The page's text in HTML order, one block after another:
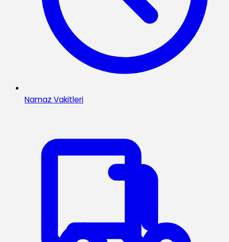
Namaz Vakitleri